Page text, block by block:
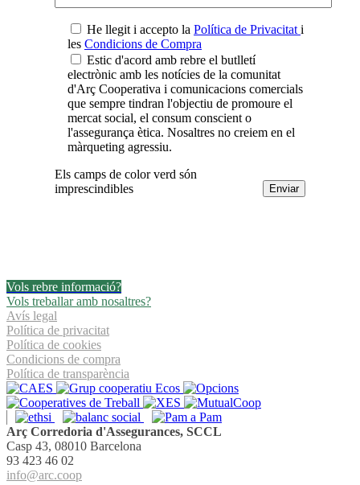
He llegit i accepto la Política de Privacitat i
les Condicions de Compra
Estic d'acord amb rebre el butlletí
electrònic amb les notícies de la comunitat
d'Arç Cooperativa i comunicacions comercials
que sempre tindran l'objectiu de promoure el
mercat social, el consum conscient o
l'assegurança ètica. Nosaltres no creiem en el
màrqueting agressiu.
Els camps de color verd són
imprescindibles
Vols rebre informació?
Vols treballar amb nosaltres?
Avís legal
Política de privacitat
Política de cookies
Condicions de compra
Política de transparència
Arç Corredoria d'Assegurances, SCCL
Casp 43, 08010 Barcelona
93 423 46 02
info@arc.coop